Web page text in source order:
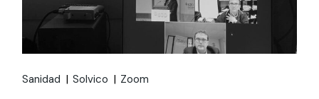
Sanidad Solvico Zoom